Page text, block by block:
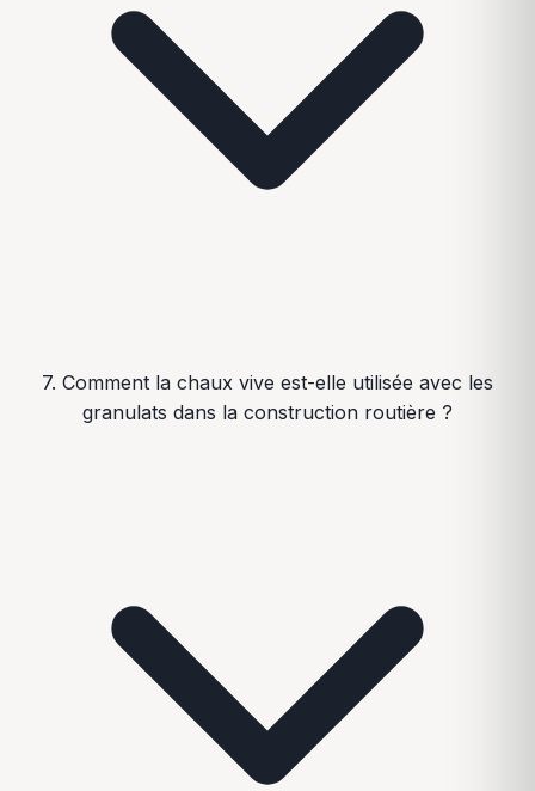
7. Comment la chaux vive est-elle utilisée avec les
granulats dans la construction routière ?